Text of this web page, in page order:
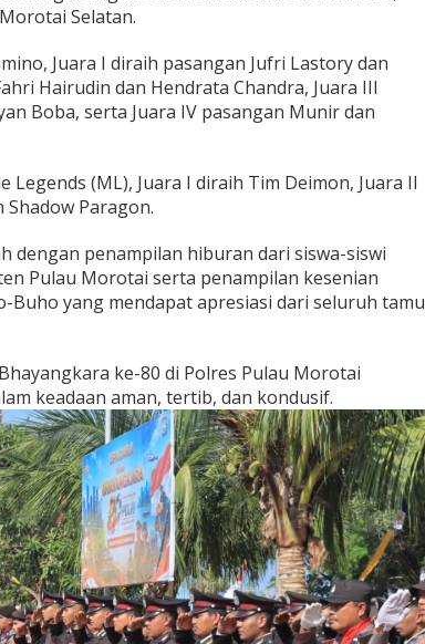
Selatan.
Juara I diraih pasangan Jufri Lastory dan
Hairudin dan Hendrata Chandra, Juara III
Boba, serta Juara IV pasangan Munir dan
(ML), Juara I diraih Tim Deimon, Juara II
Shadow Paragon.
dengan penampilan hiburan dari siswa-siswi
Pulau Morotai serta penampilan kesenian
Buho yang mendapat apresiasi dari seluruh tamu
ke-80 di Polres Pulau Morotai
keadaan aman, tertib, dan kondusif.